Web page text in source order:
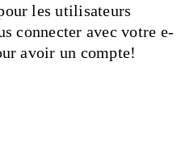
les utilisateurs
connecter avec votre e-
avoir un compte!